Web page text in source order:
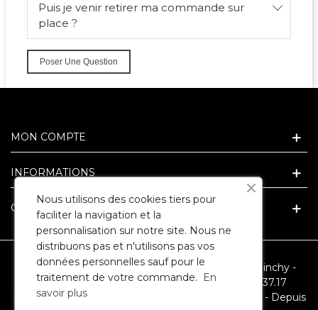
Puis je venir retirer ma commande sur
place ?
Poser Une Question
MON COMPTE
INFORMATIONS
GUIDE ET CONSEIL CADEAU
SARL ARLEQUIN - 3 Route Nationale - 62149 Cuinchy -
RCS ARRAS 394067946 - Téléphone : 09.86.35.37.17
Reproduction interdite - Capital social : 7500 euros - Depuis
Nous utilisons des cookies tiers pour
faciliter la navigation et la
personnalisation sur notre site. Nous ne
distribuons pas et n'utilisons pas vos
données personnelles sauf pour le
traitement de votre commande.
En
savoir plus